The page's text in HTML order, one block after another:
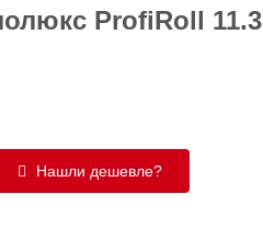
ProfiRoll 11.3
Нашли дешевле?